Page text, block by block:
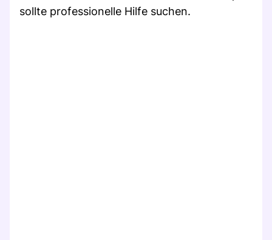
sollte professionelle Hilfe suchen.